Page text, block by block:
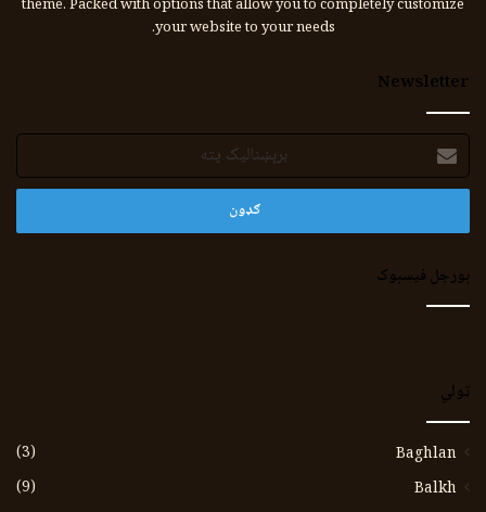
theme. Packed with options that allow you to completely customize
your website to your needs.
Newsletter
برېښنالیک
پته
بورجل فیسبوک
ټولي
Baghlan
(3)
Balkh
(9)